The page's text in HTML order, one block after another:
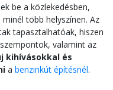
be a közlekedésben,
több helyszínen. Az
tapasztalhatóak, hiszen
valamint az
kihívásokkal és
a benzinkút építésnél.